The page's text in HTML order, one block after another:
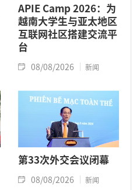
APIE Camp 2026：为
越南大学生与亚太地区
互联网社区搭建交流平
台
08/08/2026 新闻
第33次外交会议闭幕
08/08/2026 新闻